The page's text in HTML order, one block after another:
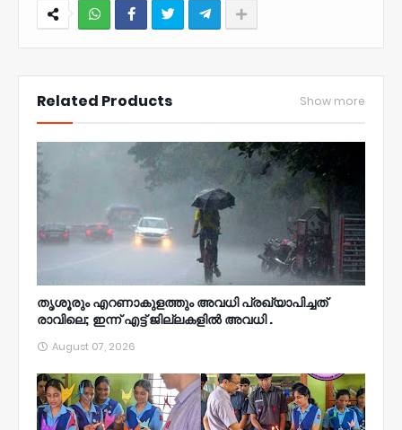
Related Products Show more
തൃശൂരും എറണാകുളത്തും അവധി പ്രഖ്യാപിച്ചത്
രാവിലെ; ഇന്ന് എട്ട് ജില്ലകളിൽ അവധി .
August 07, 2026